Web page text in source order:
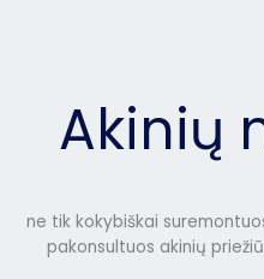
Akinių
ne tik kokybiškai
pakonsultuos akinių